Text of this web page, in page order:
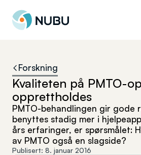
Til forsiden
Forskning
Kvaliteten på PMTO-
opprettholdes
PMTO-behandlingen gir
benyttes stadig mer i
års erfaringer, er spørsmålet:
av PMTO også en slagside?
Publisert: 8. januar 2016